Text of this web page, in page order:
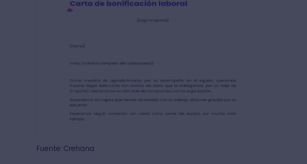
Fuente: Crehana